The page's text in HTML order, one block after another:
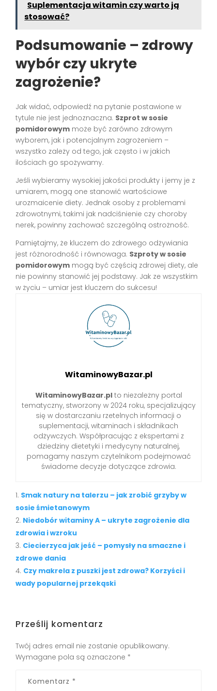
Suplementacja witamin czy warto ją
stosować?
Podsumowanie – zdrowy
wybór czy ukryte
zagrożenie?
Jak widać, odpowiedź na pytanie postawione w
tytule nie jest jednoznaczna. Szprot w sosie
pomidorowym może być zarówno zdrowym
wyborem, jak i potencjalnym zagrożeniem –
wszystko zależy od tego, jak często i w jakich
ilościach go spożywamy.
Jeśli wybieramy wysokiej jakości produkty i jemy je z
umiarem, mogą one stanowić wartościowe
urozmaicenie diety. Jednak osoby z problemami
zdrowotnymi, takimi jak nadciśnienie czy choroby
nerek, powinny zachować szczególną ostrożność.
Pamiętajmy, że kluczem do zdrowego odżywiania
jest różnorodność i równowaga. Szproty w sosie
pomidorowym mogą być częścią zdrowej diety, ale
nie powinny stanowić jej podstawy. Jak ze wszystkim
w życiu – umiar jest kluczem do sukcesu!
WitaminowyBazar.pl
WitaminowyBazar.plto niezależny portal
tematyczny, stworzony w 2024 roku, specjalizujący
się w dostarczaniu rzetelnych informacji o
suplementacji, witaminach i składnikach
odżywczych. Współpracując z ekspertami z
dziedziny dietetyki i medycyny naturalnej,
pomagamy naszym czytelnikom podejmować
świadome decyzje dotyczące zdrowia.
Smak natury na talerzu – jak zrobić grzyby w
sosie śmietanowym
Niedobór witaminy A – ukryte zagrożenie dla
zdrowia i wzroku
Ciecierzyca jak jeść – pomysły na smaczne i
zdrowe dania
Czy makrela z puszki jest zdrowa? Korzyści i
wady popularnej przekąski
Prześlij komentarz
Twój adres email nie zostanie opublikowany.
Wymagane pola są oznaczone *